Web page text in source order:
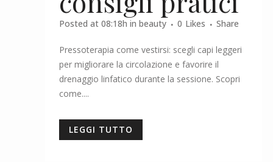
Posted at 08:18h in beauty 0 Likes Share
Pressoterapia come vestirsi: scegli capi leggeri
per migliorare la circolazione e favorire il
drenaggio linfatico durante la sessione. Scopri
come....
LEGGI TUTTO